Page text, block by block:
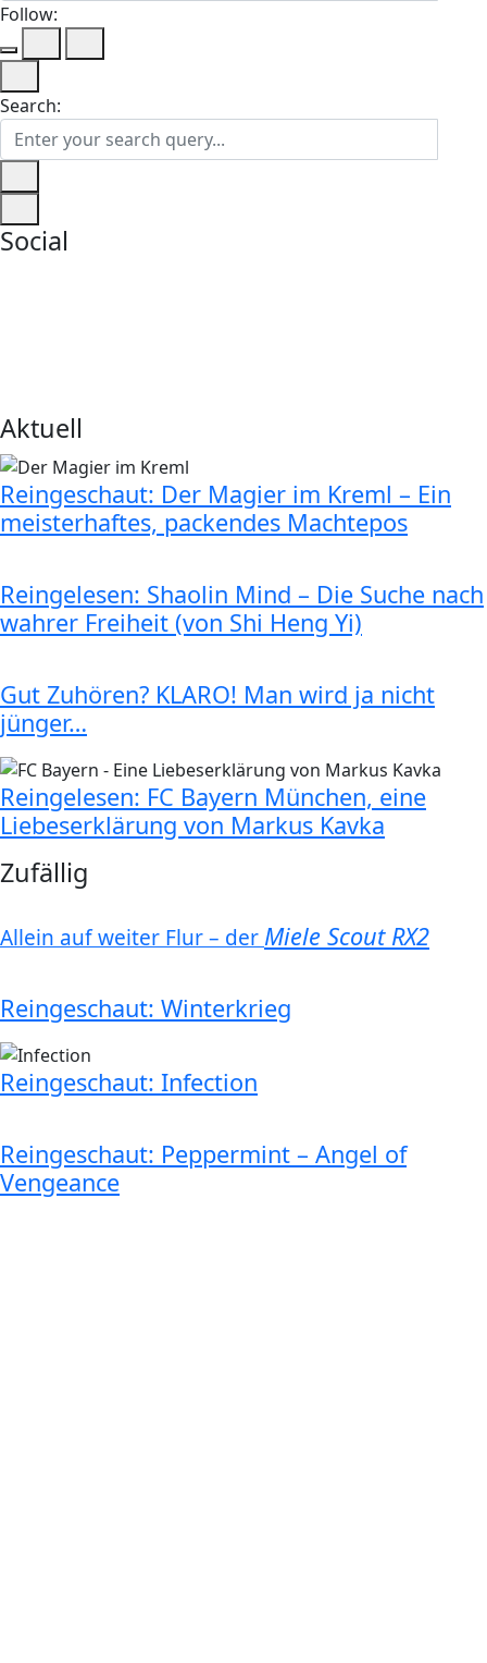
Follow:
Search:
Social
Aktuell
Reingeschaut: Der Magier im Kreml – Ein
meisterhaftes, packendes Machtepos
Reingelesen: Shaolin Mind – Die Suche nach
wahrer Freiheit (von Shi Heng Yi)
Gut Zuhören? KLARO! Man wird ja nicht
jünger…
Reingelesen: FC Bayern München, eine
Liebeserklärung von Markus Kavka
Zufällig
Allein auf weiter Flur – der Miele Scout RX2
Reingeschaut: Winterkrieg
Reingeschaut: Infection
Reingeschaut: Peppermint – Angel of
Vengeance